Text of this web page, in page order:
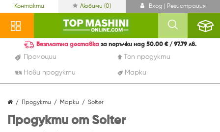
Контакти Любими (0) Вход | Регистрация
Промоции Топ продукти
Нови продукти Марки
Безплатна доставка за поръчки над 50.00 € / 97.79 лв.
Продукти Марки Solter
Продукти от Solter